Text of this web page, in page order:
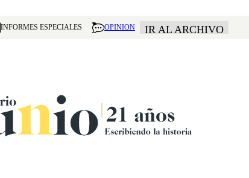
INFORMES ESPECIALES OPINION IR AL ARCHIVO